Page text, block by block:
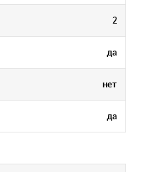
2
да
нет
да